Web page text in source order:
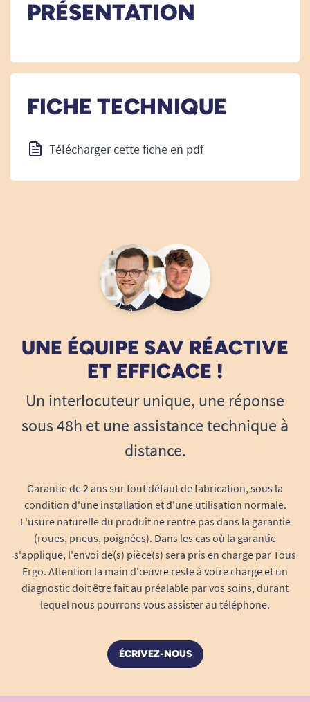
PRÉSENTATION
FICHE TECHNIQUE
Télécharger cette fiche en pdf
UNE ÉQUIPE SAV RÉACTIVE
ET EFFICACE !
Un interlocuteur unique, une réponse
sous 48h et une assistance technique à
distance.
Garantie de 2 ans sur tout défaut de fabrication, sous la
condition d'une installation et d'une utilisation normale.
L'usure naturelle du produit ne rentre pas dans la garantie
(roues, pneus, poignées). Dans les cas où la garantie
s'applique, l'envoi de(s) pièce(s) sera pris en charge par Tous
Ergo. Attention la main d'œuvre reste à votre charge et un
diagnostic doit être fait au préalable par vos soins, durant
lequel nous pourrons vous assister au téléphone.
ÉCRIVEZ-NOUS